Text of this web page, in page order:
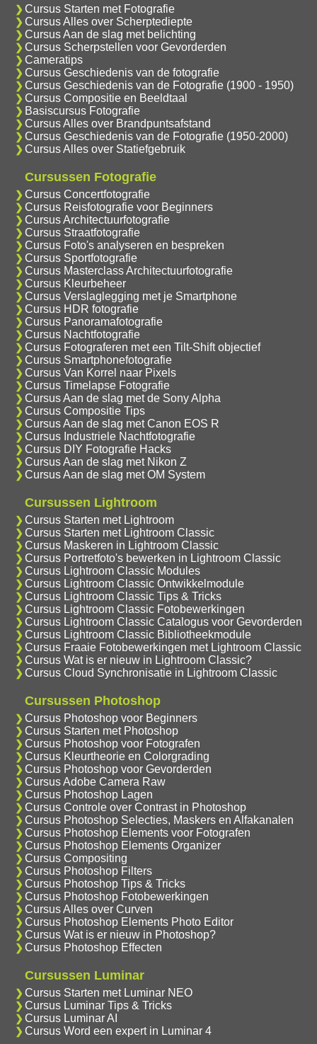
Cursus Starten met Fotografie
Cursus Alles over Scherptediepte
Cursus Aan de slag met belichting
Cursus Scherpstellen voor Gevorderden
Cameratips
Cursus Geschiedenis van de fotografie
Cursus Geschiedenis van de Fotografie (1900 - 1950)
Cursus Compositie en Beeldtaal
Basiscursus Fotografie
Cursus Alles over Brandpuntsafstand
Cursus Geschiedenis van de Fotografie (1950-2000)
Cursus Alles over Statiefgebruik
Cursussen Fotografie
Cursus Concertfotografie
Cursus Reisfotografie voor Beginners
Cursus Architectuurfotografie
Cursus Straatfotografie
Cursus Foto's analyseren en bespreken
Cursus Sportfotografie
Cursus Masterclass Architectuurfotografie
Cursus Kleurbeheer
Cursus Verslaglegging met je Smartphone
Cursus HDR fotografie
Cursus Panoramafotografie
Cursus Nachtfotografie
Cursus Fotograferen met een Tilt-Shift objectief
Cursus Smartphonefotografie
Cursus Van Korrel naar Pixels
Cursus Timelapse Fotografie
Cursus Aan de slag met de Sony Alpha
Cursus Compositie Tips
Cursus Aan de slag met Canon EOS R
Cursus Industriele Nachtfotografie
Cursus DIY Fotografie Hacks
Cursus Aan de slag met Nikon Z
Cursus Aan de slag met OM System
Cursussen Lightroom
Cursus Starten met Lightroom
Cursus Starten met Lightroom Classic
Cursus Maskeren in Lightroom Classic
Cursus Portretfoto's bewerken in Lightroom Classic
Cursus Lightroom Classic Modules
Cursus Lightroom Classic Ontwikkelmodule
Cursus Lightroom Classic Tips & Tricks
Cursus Lightroom Classic Fotobewerkingen
Cursus Lightroom Classic Catalogus voor Gevorderden
Cursus Lightroom Classic Bibliotheekmodule
Cursus Fraaie Fotobewerkingen met Lightroom Classic
Cursus Wat is er nieuw in Lightroom Classic?
Cursus Cloud Synchronisatie in Lightroom Classic
Cursussen Photoshop
Cursus Photoshop voor Beginners
Cursus Starten met Photoshop
Cursus Photoshop voor Fotografen
Cursus Kleurtheorie en Colorgrading
Cursus Photoshop voor Gevorderden
Cursus Adobe Camera Raw
Cursus Photoshop Lagen
Cursus Controle over Contrast in Photoshop
Cursus Photoshop Selecties, Maskers en Alfakanalen
Cursus Photoshop Elements voor Fotografen
Cursus Photoshop Elements Organizer
Cursus Compositing
Cursus Photoshop Filters
Cursus Photoshop Tips & Tricks
Cursus Photoshop Fotobewerkingen
Cursus Alles over Curven
Cursus Photoshop Elements Photo Editor
Cursus Wat is er nieuw in Photoshop?
Cursus Photoshop Effecten
Cursussen Luminar
Cursus Starten met Luminar NEO
Cursus Luminar Tips & Tricks
Cursus Luminar AI
Cursus Word een expert in Luminar 4